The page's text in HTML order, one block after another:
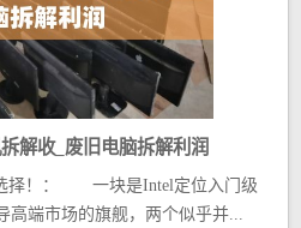
解收_废旧电脑拆解利润
择！： 一块是Intel定位入门级
高端市场的旗舰，两个似乎并...